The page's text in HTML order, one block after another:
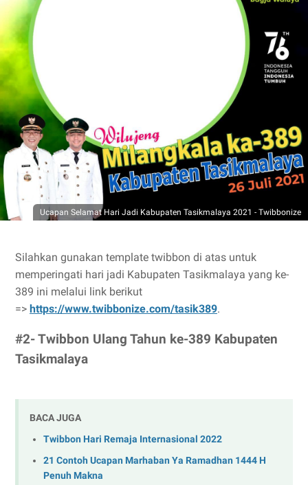
Ucapan Selamat Hari Jadi Kabupaten Tasikmalaya 2021 - Twibbonize
Silahkan gunakan template twibbon di atas untuk
memperingati hari jadi Kabupaten Tasikmalaya yang ke-
389 ini melalui link berikut
=> https://www.twibbonize.com/tasik389.
#2- Twibbon Ulang Tahun ke-389 Kabupaten
Tasikmalaya
BACA JUGA
Twibbon Hari Remaja Internasional 2022
21 Contoh Ucapan Marhaban Ya Ramadhan 1444 H
Penuh Makna